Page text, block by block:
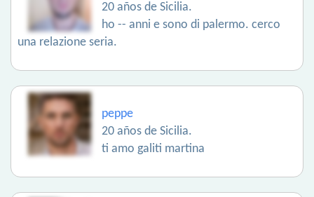
20 años de Sicilia.
ho -- anni e sono di palermo. cerco
una relazione seria.
peppe
20 años de Sicilia.
ti amo galiti martina